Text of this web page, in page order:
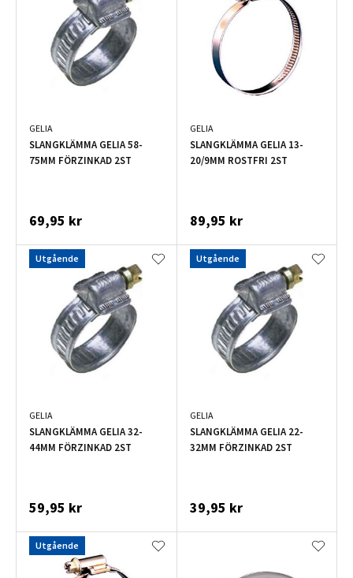
GELIA
SLANGKLÄMMA GELIA 58-
75MM FÖRZINKAD 2ST
69,95 kr
GELIA
SLANGKLÄMMA GELIA 13-
20/9MM ROSTFRI 2ST
89,95 kr
Utgående
GELIA
SLANGKLÄMMA GELIA 32-
44MM FÖRZINKAD 2ST
59,95 kr
Utgående
GELIA
SLANGKLÄMMA GELIA 22-
32MM FÖRZINKAD 2ST
39,95 kr
Utgående